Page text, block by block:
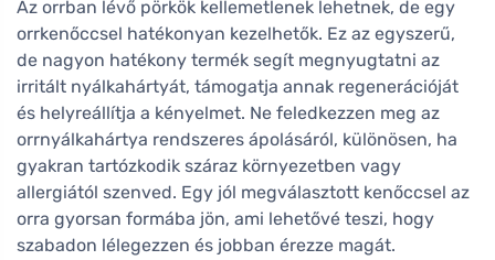
Az orrban lévő pörkök kellemetlenek lehetnek, de egy
orrkenőccsel hatékonyan kezelhetők. Ez az egyszerű,
de nagyon hatékony termék segít megnyugtatni az
irritált nyálkahártyát, támogatja annak regenerációját
és helyreállítja a kényelmet. Ne feledkezzen meg az
orrnyálkahártya rendszeres ápolásáról, különösen, ha
gyakran tartózkodik száraz környezetben vagy
allergiától szenved. Egy jól megválasztott kenőccsel az
orra gyorsan formába jön, ami lehetővé teszi, hogy
szabadon lélegezzen és jobban érezze magát.